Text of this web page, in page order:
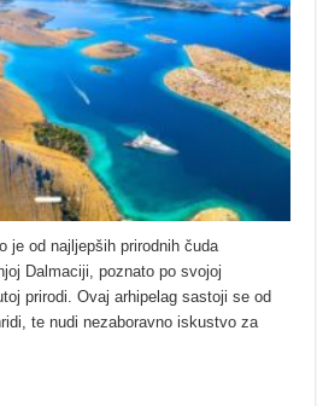
je od najljepših prirodnih čuda
Dalmaciji, poznato po svojoj
prirodi. Ovaj arhipelag sastoji se od
te nudi nezaboravno iskustvo za